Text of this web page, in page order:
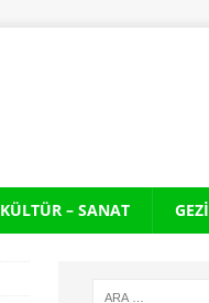
KÜLTÜR – SANAT GEZI